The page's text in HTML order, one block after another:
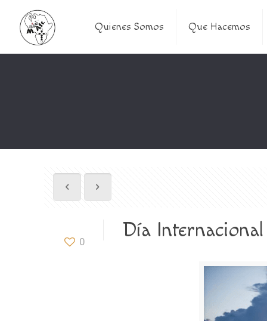
Quienes Somos Que Hacemos
0 Día